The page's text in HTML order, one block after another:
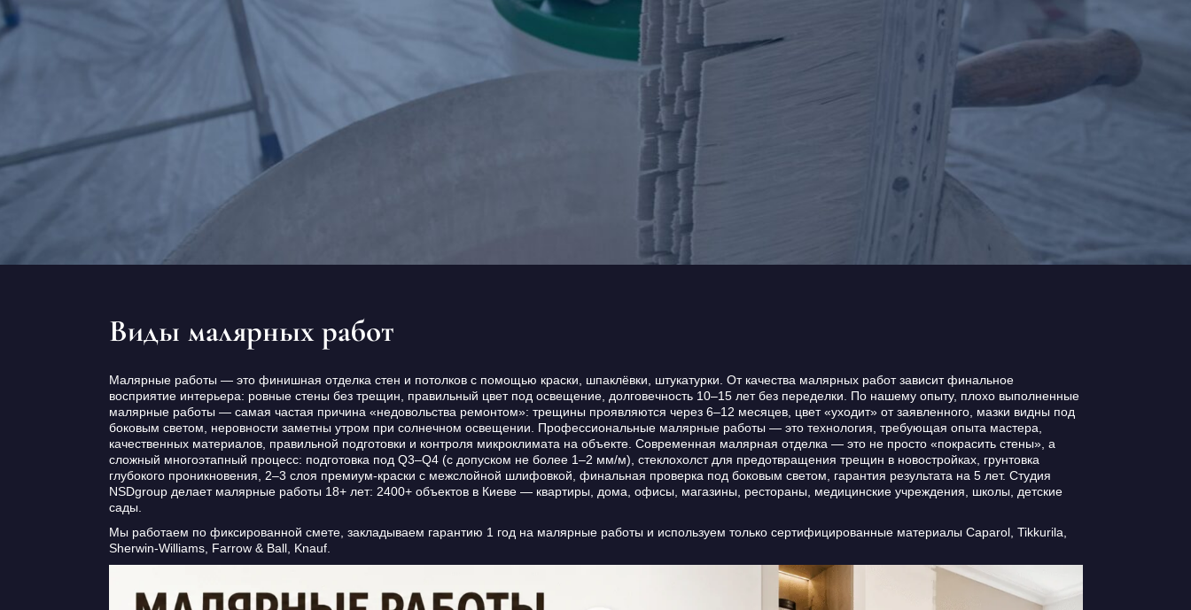
Виды малярных работ
Малярные работы — это финишная отделка стен и потолков с помощью краски, шпаклёвки, штукатурки. От качества малярных работ зависит финальное
восприятие интерьера: ровные стены без трещин, правильный цвет под освещение, долговечность 10–15 лет без переделки. По нашему опыту, плохо выполненные
малярные работы — самая частая причина «недовольства ремонтом»: трещины проявляются через 6–12 месяцев, цвет «уходит» от заявленного, мазки видны под
боковым светом, неровности заметны утром при солнечном освещении. Профессиональные малярные работы — это технология, требующая опыта мастера,
качественных материалов, правильной подготовки и контроля микроклимата на объекте. Современная малярная отделка — это не просто «покрасить стены», а
сложный многоэтапный процесс: подготовка под Q3–Q4 (с допуском не более 1–2 мм/м), стеклохолст для предотвращения трещин в новостройках, грунтовка
глубокого проникновения, 2–3 слоя премиум-краски с межслойной шлифовкой, финальная проверка под боковым светом, гарантия результата на 5 лет. Студия
NSDgroup делает малярные работы 18+ лет: 2400+ объектов в Киеве — квартиры, дома, офисы, магазины, рестораны, медицинские учреждения, школы, детские
сады.
Мы работаем по фиксированной смете, закладываем гарантию 1 год на малярные работы и используем только сертифицированные материалы Caparol, Tikkurila,
Sherwin-Williams, Farrow & Ball, Knauf.